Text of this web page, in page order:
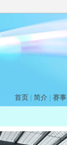
首页 简介 赛